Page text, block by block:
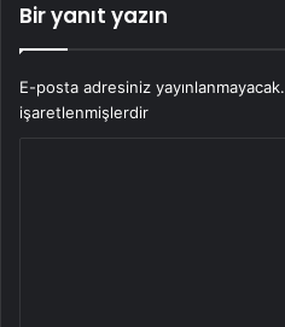
Bir yanıt yazın
E-posta adresiniz yayınlanmayacak.
işaretlenmişlerdir